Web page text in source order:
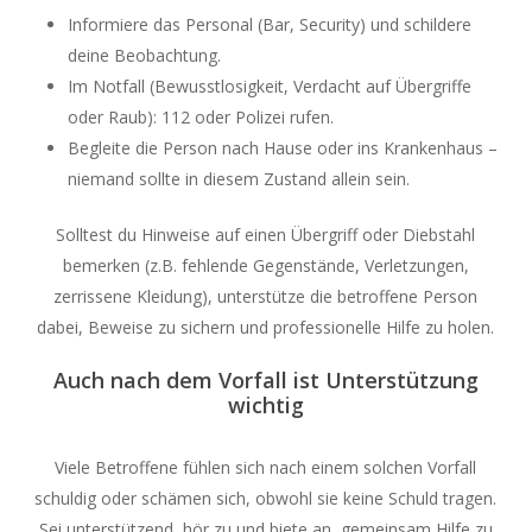
Informiere das Personal (Bar, Security) und schildere
deine Beobachtung.
Im Notfall (Bewusstlosigkeit, Verdacht auf Übergriffe
oder Raub): 112 oder Polizei rufen.
Begleite die Person nach Hause oder ins Krankenhaus –
niemand sollte in diesem Zustand allein sein.
Solltest du Hinweise auf einen Übergriff oder Diebstahl
bemerken (z.B. fehlende Gegenstände, Verletzungen,
zerrissene Kleidung), unterstütze die betroffene Person
dabei, Beweise zu sichern und professionelle Hilfe zu holen.
Auch nach dem Vorfall ist Unterstützung
wichtig
Viele Betroffene fühlen sich nach einem solchen Vorfall
schuldig oder schämen sich, obwohl sie keine Schuld tragen.